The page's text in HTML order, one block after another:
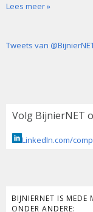
Lees meer »
Tweets van
Volg BijnierNET
LinkedIn.com/
BIJNIERNET IS MEDE
ONDER ANDERE: